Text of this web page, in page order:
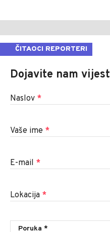
ČITAOCI REPORTERI
Dojavite nam vijest
Naslov *
Vaše ime *
E-mail *
Lokacija *